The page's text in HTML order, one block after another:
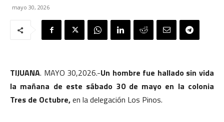
mayo 30, 2026
TIJUANA. MAYO 30,2026.-Un hombre fue hallado sin vida
la mañana de este sábado 30 de mayo en la colonia
Tres de Octubre,en la delegación Los Pinos.